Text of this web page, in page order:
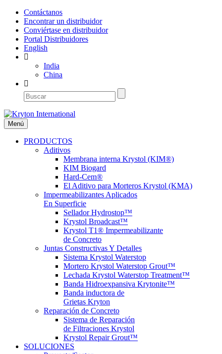
Contáctanos
Encontrar un distribuidor
Conviértase en distribuidor
Portal Distribuidores
English
India
China
Menú
PRODUCTOS
Aditivos
Membrana interna Krystol (KIM®)
KIM Biogard
Hard-Cem®
El Aditivo para Morteros Krystol (KMA)
Impermeabilizantes Aplicados
En Superficie
Sellador Hydrostop™
Krystol Broadcast™
Krystol T1® Impermeabilizante
de Concreto
Juntas Constructivas Y Detalles
Sistema Krystol Waterstop
Mortero Krystol Waterstop Grout™
Lechada Krystol Waterstop Treatment™
Banda Hidroexpansiva Krytonite™
Banda inductora de
Grietas Kryton
Reparación de Concreto
Sistema de Reparación
de Filtraciones Krystol
Krystol Repair Grout™
SOLUCIONES